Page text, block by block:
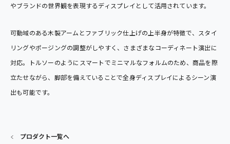
やブランドの世界観を表現するディスプレイとして活用されています。
可動域のある木製アームとファブリック仕上げの上半身が特徴で、スタイ
リングやポージングの調整がしやすく、さまざまなコーディネート演出に
対応。トルソーのようにスマートでミニマルなフォルムのため、商品を際
立たせながら、脚部を備えていることで全身ディスプレイによるシーン演
出も可能です。
プロダクト一覧へ